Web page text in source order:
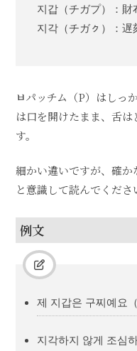
지갑（チガプ）：財
지각（チガㇰ）：遅
ㅂパッチム（P）はしっ
は口を開けたまま、舌
す。
細かい違いですが、確
と意識して読んでくださ
例文
제 지갑은 구찌예요
지각하지 않게 조심